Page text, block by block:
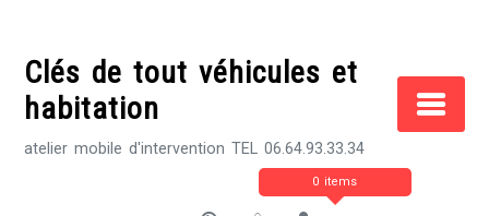
contentClés de tout véhicules et
habitation
atelier mobile d'intervention TEL 06.64.93.33.34
0 items